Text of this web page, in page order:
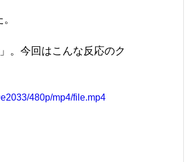
。今回はこんな反応のク
480p/mp4/file.mp4